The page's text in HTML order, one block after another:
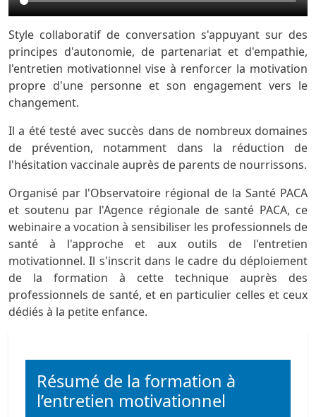
Style collaboratif de conversation s'appuyant sur des
principes d'autonomie, de partenariat et d'empathie,
l'entretien motivationnel vise à renforcer la motivation
propre d'une personne et son engagement vers le
changement.
Il a été testé avec succès dans de nombreux domaines
de prévention, notamment dans la réduction de
l'hésitation vaccinale auprès de parents de nourrissons.
Organisé par l'Observatoire régional de la Santé PACA
et soutenu par l'Agence régionale de santé PACA, ce
webinaire a vocation à sensibiliser les professionnels de
santé à l'approche et aux outils de l'entretien
motivationnel. Il s'inscrit dans le cadre du déploiement
de la formation à cette technique auprès des
professionnels de santé, et en particulier celles et ceux
dédiés à la petite enfance.
Résumé de la formation à
l’entretien motivationnel